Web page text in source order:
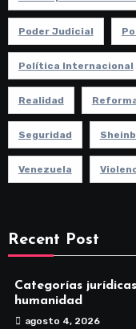
Poder Judicial
Política Internacional
Realidad
Seguridad
Venezuela
Recent Post
Categorías
humanidad
agosto 4, 2026